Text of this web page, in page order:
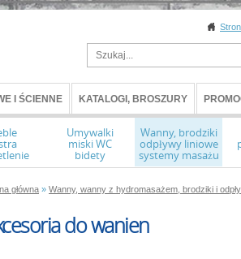
I ŚCIENNE KATALOGI, BROSZURY
Umywalki
miski WC
bidety
Wanny, brodziki
odpływy liniowe
systemy masażu
główna » Wanny, wanny z hydromasażem, brodziki i
do wanien